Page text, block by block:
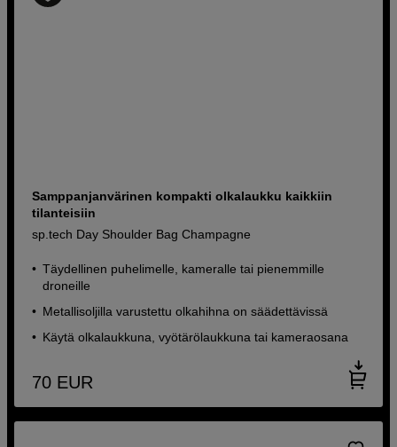
Samppanjanvärinen kompakti olkalaukku kaikkiin
tilanteisiin
sp.tech Day Shoulder Bag Champagne
Täydellinen puhelimelle, kameralle tai pienemmille
droneille
Metallisoljilla varustettu olkahihna on säädettävissä
Käytä olkalaukkuna, vyötärölaukkuna tai kameraosana
70 EUR